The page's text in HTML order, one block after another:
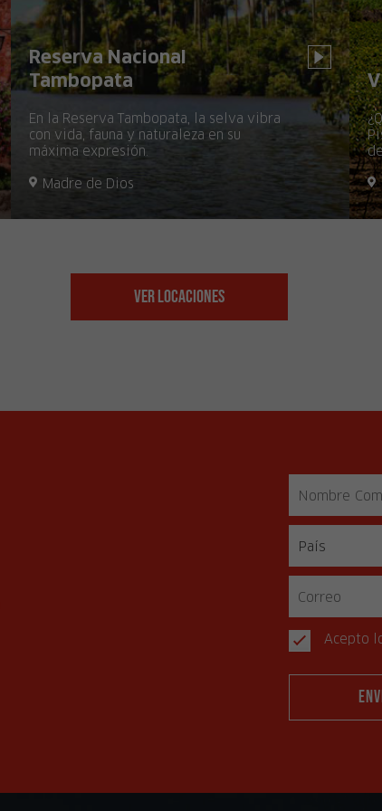
El Brujo
El Complejo Arqueológico El Brujo, en
Trujillo, revela la rica historia del norte
peruano.
La Libertad
Ver Locaciones
Acepto